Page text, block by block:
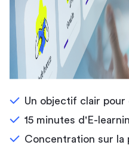
Un objectif clair pour
15 minutes d'E-
Concentration sur